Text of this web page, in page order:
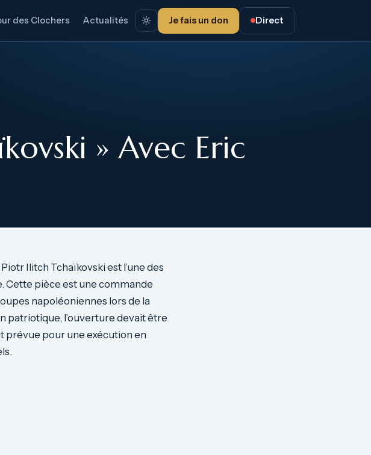
des Clochers Actualités Je fais un don Direct
» Avec Eric
Ilitch Tchaïkovski est l’une des
pièce est une commande
napoléoniennes lors de la
patriotique, l’ouverture devait être
prévue pour une exécution en